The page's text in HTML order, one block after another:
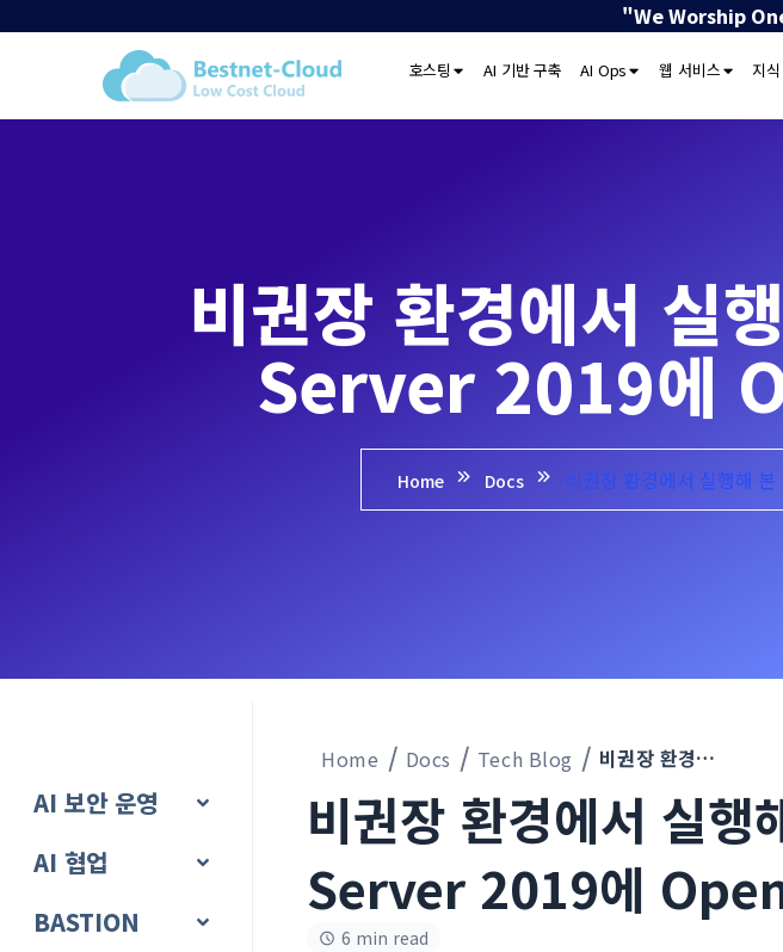
"We Worship
호스팅 AI 기반 구축 AI Ops 웹 서비스 지
비권장 환경에서
Server 2019에
Home Docs 비권장 환경에서 실행해
AI 보안 운영
AI 협업
BASTION
Home Docs Tech Blog 비권장 환경에서 실행해 본 결과: Windows Server 2019에 OpenClaw 설치하기
비권장 환경에서 실
Server 2019에
6 min read